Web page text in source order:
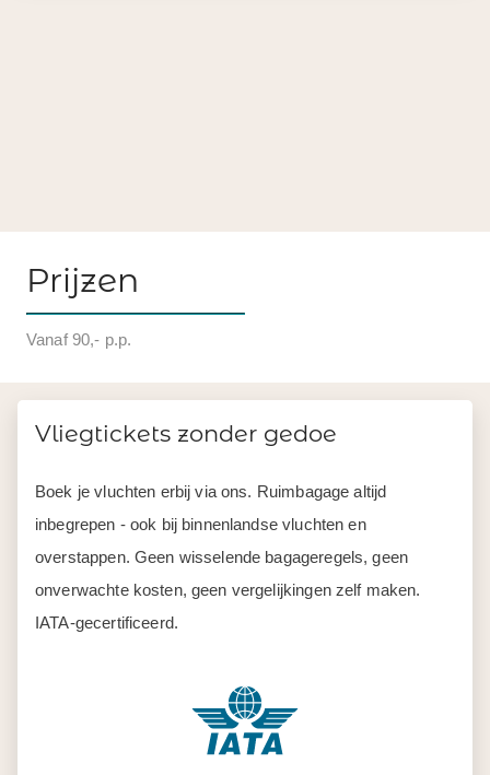
Prijzen
Vanaf 90,- p.p.
Vliegtickets zonder gedoe
Boek je vluchten erbij via ons. Ruimbagage altijd
inbegrepen - ook bij binnenlandse vluchten en
overstappen. Geen wisselende bagageregels, geen
onverwachte kosten, geen vergelijkingen zelf maken.
IATA-gecertificeerd.